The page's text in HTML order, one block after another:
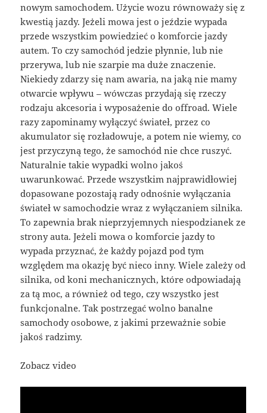
nowym samochodem. Użycie wozu równoważy się z
kwestią jazdy. Jeżeli mowa jest o jeździe wypada
przede wszystkim powiedzieć o komforcie jazdy
autem. To czy samochód jedzie płynnie, lub nie
przerywa, lub nie szarpie ma duże znaczenie.
Niekiedy zdarzy się nam awaria, na jaką nie mamy
otwarcie wpływu – wówczas przydają się rzeczy
rodzaju akcesoria i wyposażenie do offroad. Wiele
razy zapominamy wyłączyć świateł, przez co
akumulator się rozładowuje, a potem nie wiemy, co
jest przyczyną tego, że samochód nie chce ruszyć.
Naturalnie takie wypadki wolno jakoś
uwarunkować. Przede wszystkim najprawidłowiej
dopasowane pozostają rady odnośnie wyłączania
świateł w samochodzie wraz z wyłączaniem silnika.
To zapewnia brak nieprzyjemnych niespodzianek ze
strony auta. Jeżeli mowa o komforcie jazdy to
wypada przyznać, że każdy pojazd pod tym
względem ma okazję być nieco inny. Wiele zależy od
silnika, od koni mechanicznych, które odpowiadają
za tą moc, a również od tego, czy wszystko jest
funkcjonalne. Tak postrzegać wolno banalne
samochody osobowe, z jakimi przeważnie sobie
jakoś radzimy.
Zobacz video